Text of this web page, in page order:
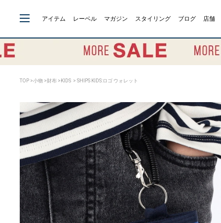
アイテム レーベル マガジン スタイリング ブログ 店舗
TOP >小物 > 財布 > KIDS > SHIPS KIDS:ロゴ ウォレット